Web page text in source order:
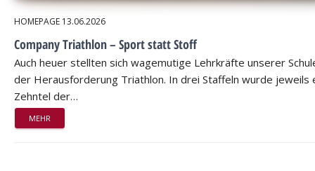
HOMEPAGE 13.06.2026
Company Triathlon – Sport statt Stoff
Auch heuer stellten sich wagemutige Lehrkräfte unserer
der Herausforderung Triathlon. In drei Staffeln wurde jeweils
Zehntel der…
MEHR